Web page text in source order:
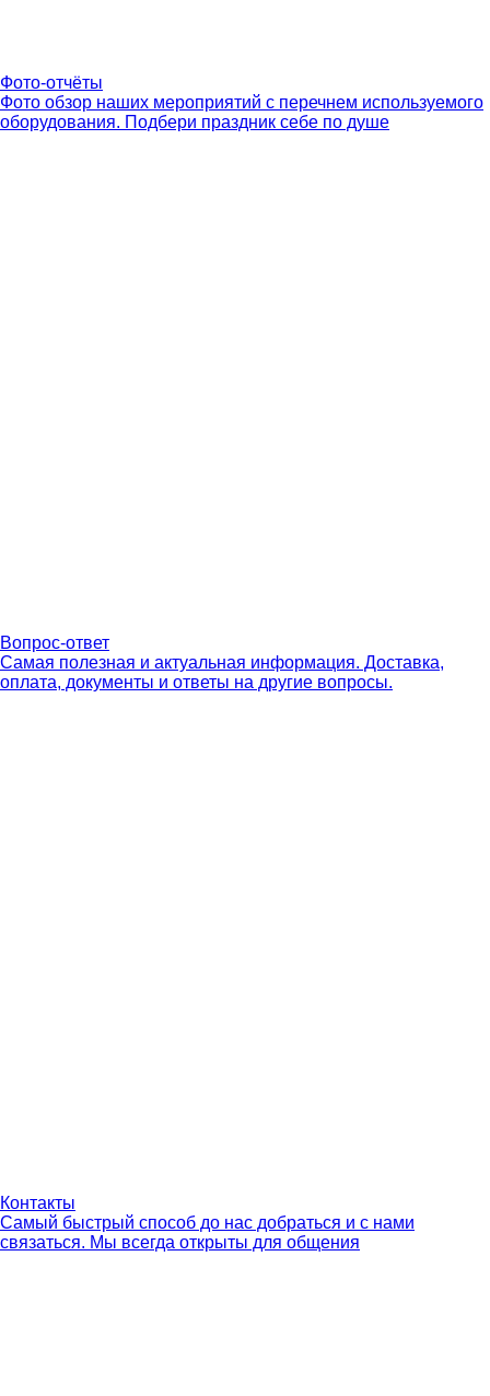
Фото-отчёты
Фото обзор наших мероприятий с перечнем используемого
оборудования. Подбери праздник себе по душе
Вопрос-ответ
Самая полезная и актуальная информация. Доставка,
оплата, документы и ответы на другие вопросы.
Контакты
Самый быстрый способ до нас добраться и с нами
связаться. Мы всегда открыты для общения